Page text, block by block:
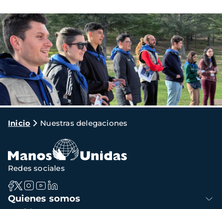
Imagen
Ruta
navegación
Inicio Nuestras delegaciones
Navegación
principal
Quienes somos
Redes sociales